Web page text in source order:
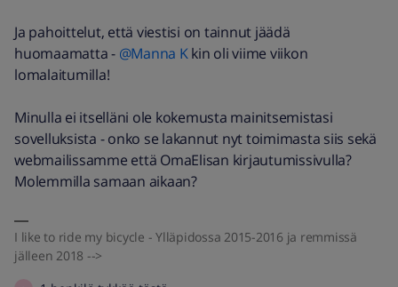
Ja pahoittelut, että viestisi on tainnut jäädä
huomaamatta - @Manna Kkin oli viime viikon
lomalaitumilla!
Minulla ei itselläni ole kokemusta mainitsemistasi
sovelluksista - onko se lakannut nyt toimimasta siis sekä
webmailissamme että OmaElisan kirjautumissivulla?
Molemmilla samaan aikaan?
I like to ride my bicycle - Ylläpidossa 2015-2016 ja remmissä
jälleen 2018 -->